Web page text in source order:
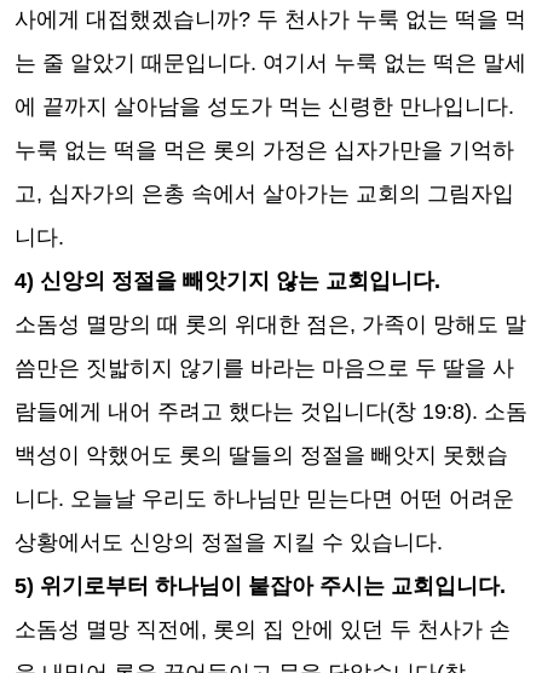
사에게 대접했겠습니까? 두 천사가 누룩 없는 떡을 먹
는 줄 알았기 때문입니다. 여기서 누룩 없는 떡은 말세
에 끝까지 살아남을 성도가 먹는 신령한 만나입니다.
누룩 없는 떡을 먹은 롯의 가정은 십자가만을 기억하
고, 십자가의 은총 속에서 살아가는 교회의 그림자입
니다.
4) 신앙의 정절을 빼앗기지 않는 교회입니다.
소돔성 멸망의 때 롯의 위대한 점은, 가족이 망해도 말
씀만은 짓밟히지 않기를 바라는 마음으로 두 딸을 사
람들에게 내어 주려고 했다는 것입니다(창 19:8). 소돔
백성이 악했어도 롯의 딸들의 정절을 빼앗지 못했습
니다. 오늘날 우리도 하나님만 믿는다면 어떤 어려운
상황에서도 신앙의 정절을 지킬 수 있습니다.
5) 위기로부터 하나님이 붙잡아 주시는 교회입니다.
소돔성 멸망 직전에 , 롯의 집 안에 있던 두 천사가 손